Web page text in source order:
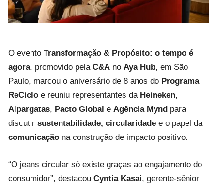
O evento Transformação & Propósito: o tempo é
agora, promovido pela C&A no Aya Hub, em São
Paulo, marcou o aniversário de 8 anos do Programa
ReCiclo e reuniu representantes da Heineken,
Alpargatas, Pacto Global e Agência Mynd para
discutir sustentabilidade, circularidade e o papel da
comunicação na construção de impacto positivo.
“O jeans circular só existe graças ao engajamento do
consumidor”, destacou Cyntia Kasai, gerente-sênior